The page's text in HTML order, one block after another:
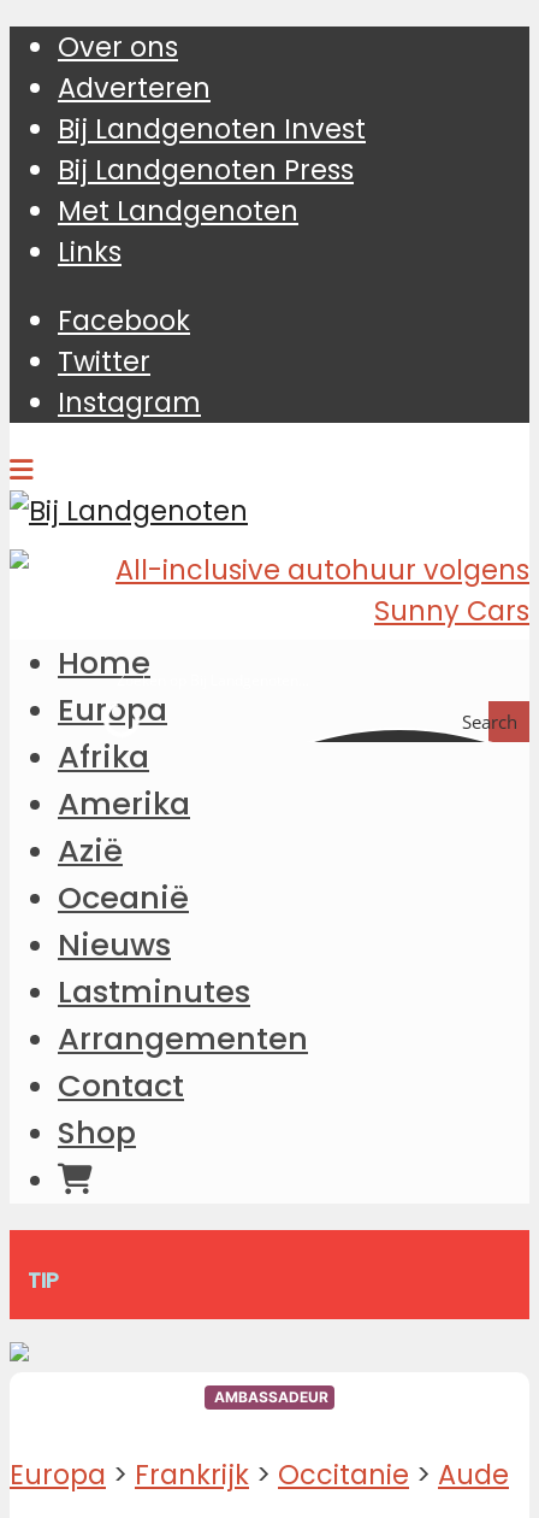
Over ons
Adverteren
Bij Landgenoten Invest
Bij Landgenoten Press
Met Landgenoten
Links
Facebook
Twitter
Instagram
Search
Home
Europa
Afrika
Amerika
Azië
Oceanië
Nieuws
Lastminutes
Arrangementen
Contact
Shop
TIP
AMBASSADEUR
Europa > Frankrijk > Occitanie > Aude